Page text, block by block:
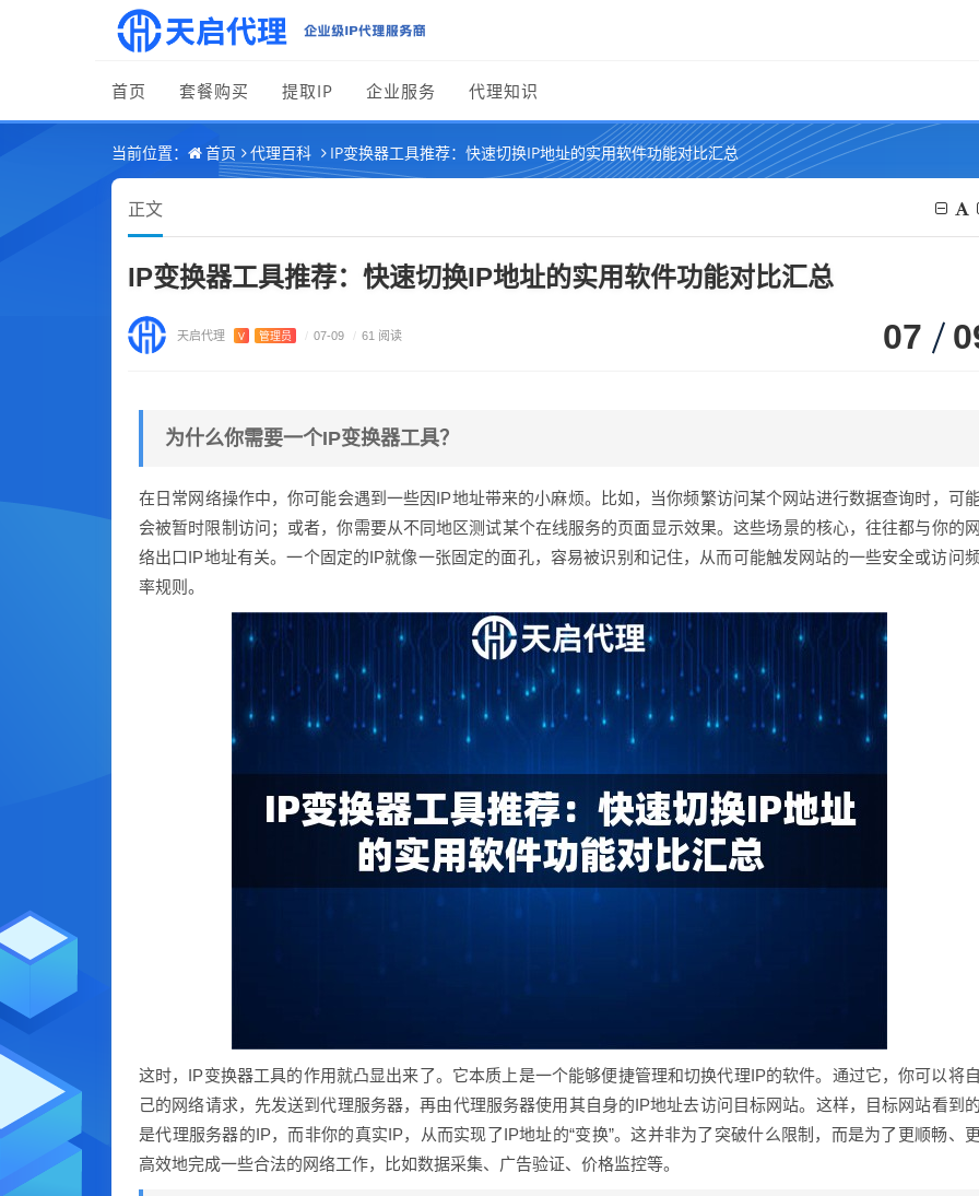
首页 套餐购买 提取IP 企业服务 代理知识
当前位置： 首页 代理百科 IP变换器工具推荐：快速切换IP地址的实用软件功能对比汇总
正文
IP变换器工具推荐：快速切换IP地址的实用软件功能对比汇总
天启代理 V 管理员 / 07-09 / 61 阅读 07
为什么你需要一个IP变换器工具？
在日常网络操作中，你可能会遇到一些因IP地址带来的小麻烦。比如，当你频繁访问某个网站进行数据查询时，可
会被暂时限制访问；或者，你需要从不同地区测试某个在线服务的页面显示效果。这些场景的核心，往往都与你的
络出口IP地址有关。一个固定的IP就像一张固定的面孔，容易被识别和记住，从而可能触发网站的一些安全或访问
率规则。
这时，IP变换器工具的作用就凸显出来了。它本质上是一个能够便捷管理和切换代理IP的软件。通过它，你可以将
己的网络请求，先发送到代理服务器，再由代理服务器使用其自身的IP地址去访问目标网站。这样，目标网站看到
是代理服务器的IP，而非你的真实IP，从而实现了IP地址的“变换”。这并非为了突破什么限制，而是为了更顺畅、
高效地完成一些合法的网络工作，比如数据采集、广告验证、价格监控等。